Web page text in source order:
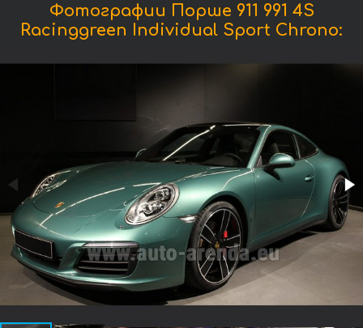
Фотографии Порше 911 991 4S
Racinggreen Individual Sport Chrono: